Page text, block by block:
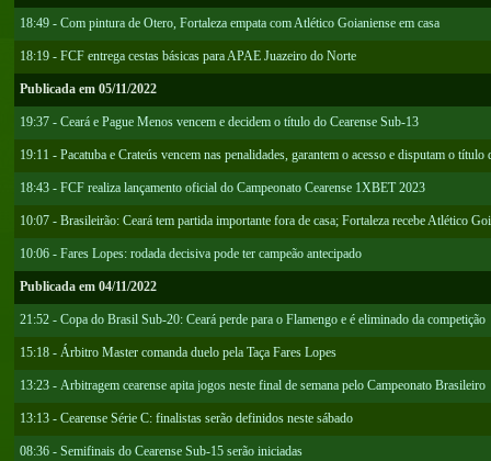
18:49 - Com pintura de Otero, Fortaleza empata com Atlético Goianiense em casa
18:19 - FCF entrega cestas básicas para APAE Juazeiro do Norte
Publicada em 05/11/2022
19:37 - Ceará e Pague Menos vencem e decidem o título do Cearense Sub-13
19:11 - Pacatuba e Crateús vencem nas penalidades, garantem o acesso e disputam o título
18:43 - FCF realiza lançamento oficial do Campeonato Cearense 1XBET 2023
10:07 - Brasileirão: Ceará tem partida importante fora de casa; Fortaleza recebe Atlético
10:06 - Fares Lopes: rodada decisiva pode ter campeão antecipado
Publicada em 04/11/2022
21:52 - Copa do Brasil Sub-20: Ceará perde para o Flamengo e é eliminado da competição
15:18 - Árbitro Master comanda duelo pela Taça Fares Lopes
13:23 - Arbitragem cearense apita jogos neste final de semana pelo Campeonato Brasileiro
13:13 - Cearense Série C: finalistas serão definidos neste sábado
08:36 - Semifinais do Cearense Sub-15 serão iniciadas